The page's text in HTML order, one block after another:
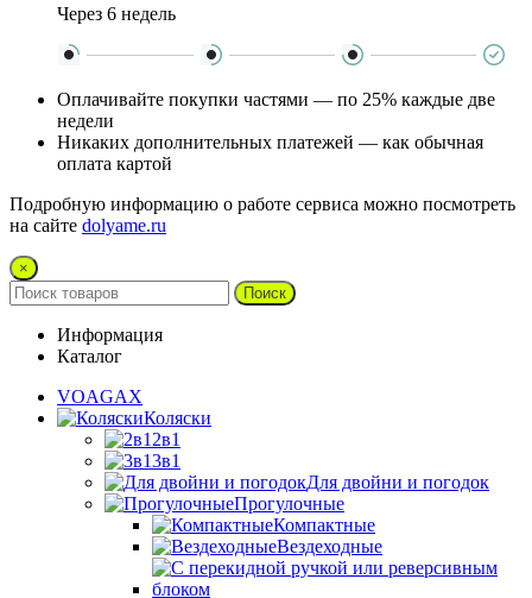
Через 6 недель
Оплачивайте покупки частями — по 25% каждые две
недели
Никаких дополнительных платежей — как обычная
оплата картой
Подробную информацию о работе сервиса можно посмотреть
на сайте dolyame.ru
×
Поиск
Информация
Каталог
VOAGAX
Коляски
2в1
3в1
Для двойни и погодок
Прогулочные
Компактные
Вездеходные